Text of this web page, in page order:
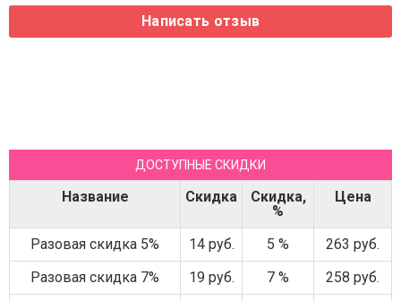
ДОСТУПНЫЕ СКИДКИ
Название Скидка
Скидка,
%
Цена
Разовая скидка 5% 14 руб. 5 %
263 руб.
Разовая скидка 7%
19 руб. 7 %
258 руб.